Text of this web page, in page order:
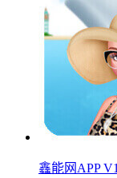
鑫能网APP